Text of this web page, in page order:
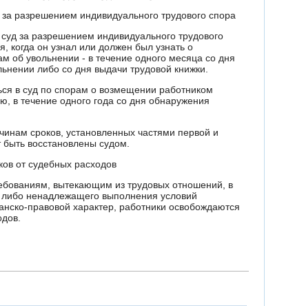
разрешением индивидуального трудового спора
за разрешением индивидуального трудового
когда он узнал или должен был узнать о
об увольнении - в течение одного месяца со дня
либо со дня выдачи трудовой книжки.
в суд по спорам о возмещении работником
в течение одного года со дня обнаружения
сроков, установленных частями первой и
восстановлены судом.
от судебных расходов
вытекающим из трудовых отношений, в
ненадлежащего выполнения условий
правовой характер, работники освобождаются